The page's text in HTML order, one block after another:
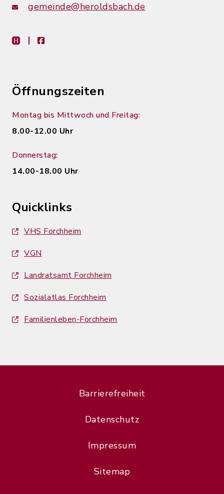
gemeinde@heroldsbach.de
heimat-infofacebook
Öffnungszeiten
Montag bis Mittwoch und Freitag:
8.00-12.00 Uhr
Donnerstag:
14.00-18.00 Uhr
Quicklinks
VHS Forchheim
VGN
Landratsamt Forchheim
Sozialatlas Forchheim
Familienleben-Forchheim
Barrierefreiheit
Datenschutz
Impressum
Sitemap